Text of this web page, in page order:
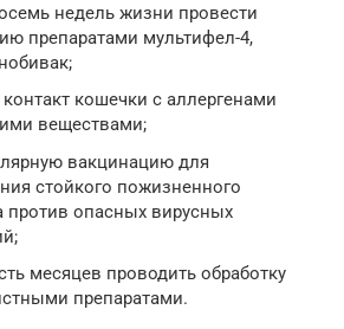
недель жизни провести
препаратами мультифел-4,
контакт кошечки с аллергенами
веществами;
вакцинацию для
стойкого пожизненного
против опасных вирусных
месяцев проводить обработку
препаратами.